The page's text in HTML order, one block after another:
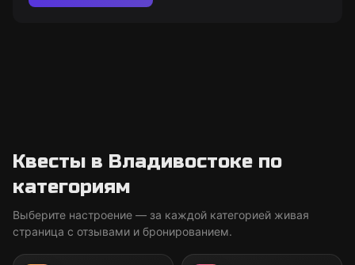
Квесты в Владивостоке по
категориям
Выберите настроение — за каждой категорией живая
страница с отзывами и бронированием.